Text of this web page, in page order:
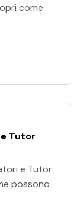
come
Tutor
e Tutor
possono